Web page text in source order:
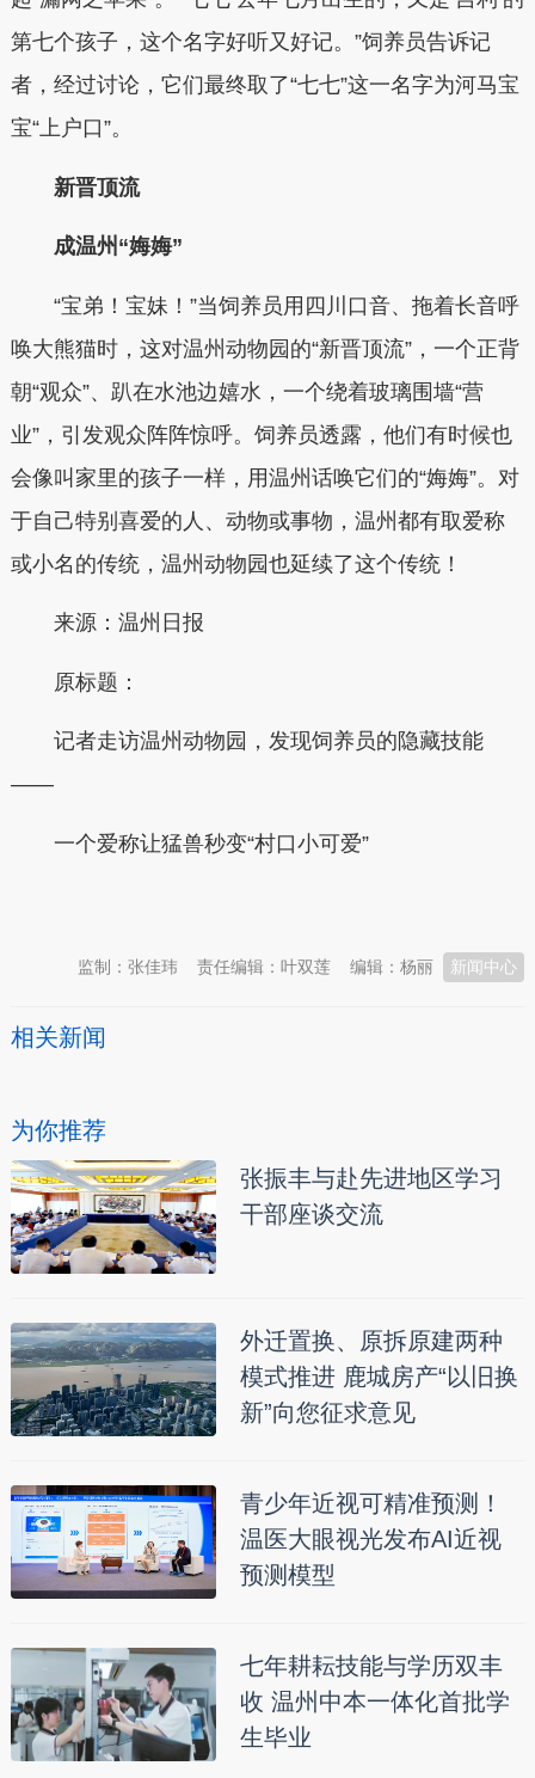
第七个孩子，这个名字好听又好记。”饲养员告诉记
者，经过讨论，它们最终取了“七七”这一名字为河马宝
宝“上户口”。
新晋顶流
成温州“娒娒”
“宝弟！宝妹！”当饲养员用四川口音、拖着长音呼
唤大熊猫时，这对温州动物园的“新晋顶流”，一个正背
朝“观众”、趴在水池边嬉水，一个绕着玻璃围墙“营
业”，引发观众阵阵惊呼。饲养员透露，他们有时候也
会像叫家里的孩子一样，用温州话唤它们的“娒娒”。对
于自己特别喜爱的人、动物或事物，温州都有取爱称
或小名的传统，温州动物园也延续了这个传统！
来源：温州日报
原标题：
记者走访温州动物园，发现饲养员的隐藏技能
——
一个爱称让猛兽秒变“村口小可爱”
新闻中心
编辑：杨丽
责任编辑：叶双莲
监制：张佳玮
相关新闻
为你推荐
张振丰与赴先进地区学习
干部座谈交流
外迁置换、原拆原建两种
模式推进 鹿城房产“以旧换
新”向您征求意见
青少年近视可精准预测！
温医大眼视光发布AI近视
预测模型
七年耕耘技能与学历双丰
收 温州中本一体化首批学
生毕业